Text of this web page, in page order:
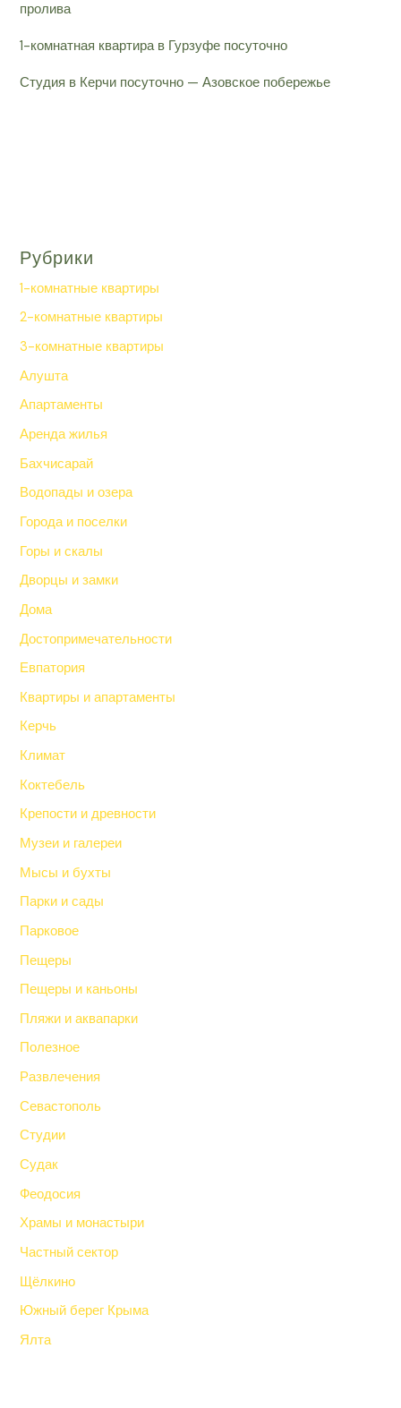
пролива
1-комнатная квартира в Гурзуфе посуточно
Студия в Керчи посуточно — Азовское побережье
Рубрики
1-комнатные квартиры
2-комнатные квартиры
3-комнатные квартиры
Алушта
Апартаменты
Аренда жилья
Бахчисарай
Водопады и озера
Города и поселки
Горы и скалы
Дворцы и замки
Дома
Достопримечательности
Евпатория
Квартиры и апартаменты
Керчь
Климат
Коктебель
Крепости и древности
Музеи и галереи
Мысы и бухты
Парки и сады
Парковое
Пещеры
Пещеры и каньоны
Пляжи и аквапарки
Полезное
Развлечения
Севастополь
Студии
Судак
Феодосия
Храмы и монастыри
Частный сектор
Щёлкино
Южный берег Крыма
Ялта